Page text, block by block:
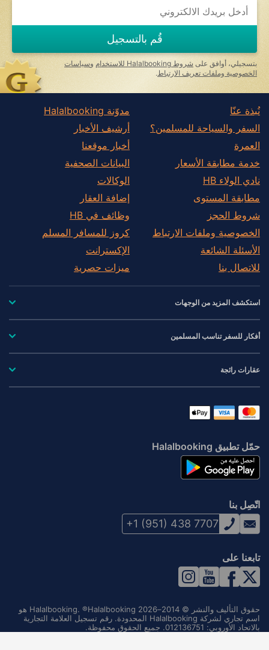
you
ignore
this
field
قُم بالتسجيل
بتسجيلي، أوافق على شروط Halalbooking للاستخدام وسياسات
الخصوصية وملفات تعريف الارتباط .
نُبذة عنّا
السفر والسياحة للمسلمين؟
العمرة
خدمة مطابقة الأسعار
نادي الولاء HB
مطابقة المستوى
شروط الحجز
الخصوصية وملفات الارتباط
الأسئلة الشائعة
للاتصال بنا
مدوّنة Halalbooking
أرشيف الأخبار
أخبار موقعنا
البيانات الصحفية
الوكالات
إضافة العقار
وظائف في HB
كروز للمسافر المسلم
الإكسترانت
ميزات حصرية
استكشف المزيد من الوجهات
أفكار للسفر تناسب المسلمين
عقارات رائجة
حمّل تطبيق Halalbooking
اتّصِل بنا
+1 (951) 438 7707
تابعنا على
حقوق التأليف والنشر © 2014–2026 Halalbooking. ®Halalbooking هو
اسم تجاري لشركة Halalbooking المحدودة. رقم تسجيل العلامة التجارية
بالاتحاد الأوروبي: 012136751. جميع الحقوق محفوظة.